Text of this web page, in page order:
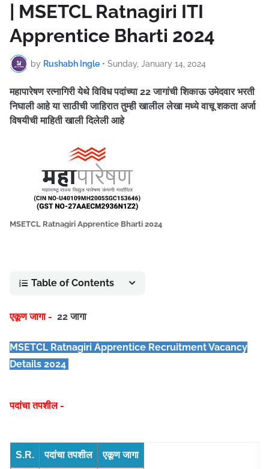
| MSETCL Ratnagiri ITI
Apprentice Bharti 2024
by Rushabh Ingle • Sunday, January 14, 2024
महापारेषण रत्नागिरीयेथे विविध पदांच्या 22 जागांची शिकाऊ उमेदवार भरती
निघाली आहेया साठीची जाहिरात तुम्ही खालील लेखा मध्ये वाचू शकता अर्जा
विषयीची माहिती खाली दिलेली आहे
MSETCL Ratnagiri Apprentice Bharti 2024
Table of Contents
एकूण जागा - 22 जागा
MSETCL Ratnagiri Apprentice Recruitment Vacancy
Details 2024
पदांचा तपशील -
S.R. पदांचा तपशील एकूण जागा